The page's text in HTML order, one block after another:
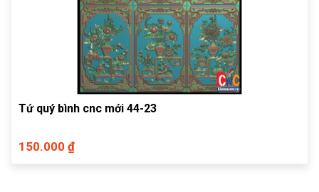
Tứ quý bình cnc mới 44-23
150.000 ₫